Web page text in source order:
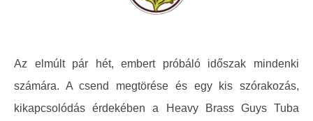
Az elmúlt pár hét, embert próbáló időszak mindenki
számára. A csend megtörése és egy kis szórakozás,
kikapcsolódás érdekében a Heavy Brass Guys Tuba